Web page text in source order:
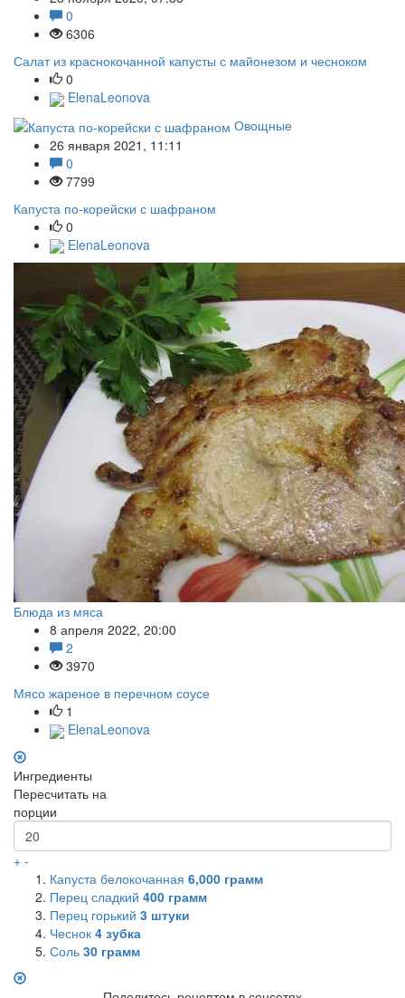
0
6306
Салат из краснокочанной капусты с майонезом и чесноком
0
ElenaLeonova
Овощные
26 января 2021, 11:11
0
7799
Капуста по-корейски с шафраном
0
ElenaLeonova
Блюда из мяса
8 апреля 2022, 20:00
2
3970
Мясо жареное в перечном соусе
1
ElenaLeonova
Ингредиенты
Пересчитать на
порции
+ -
Капуста белокочанная 6,000 грамм
Перец сладкий 400 грамм
Перец горький 3 штуки
Чеснок 4 зубка
Соль 30 грамм